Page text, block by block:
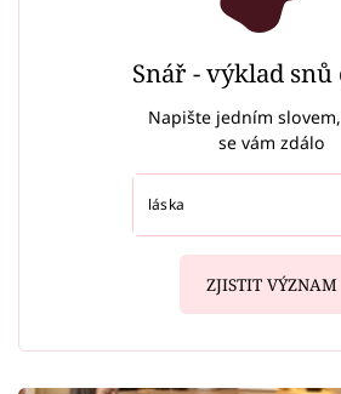
Snář - výklad
Napište jedním
se vám zdálo
ZJISTIT VÝZNAM